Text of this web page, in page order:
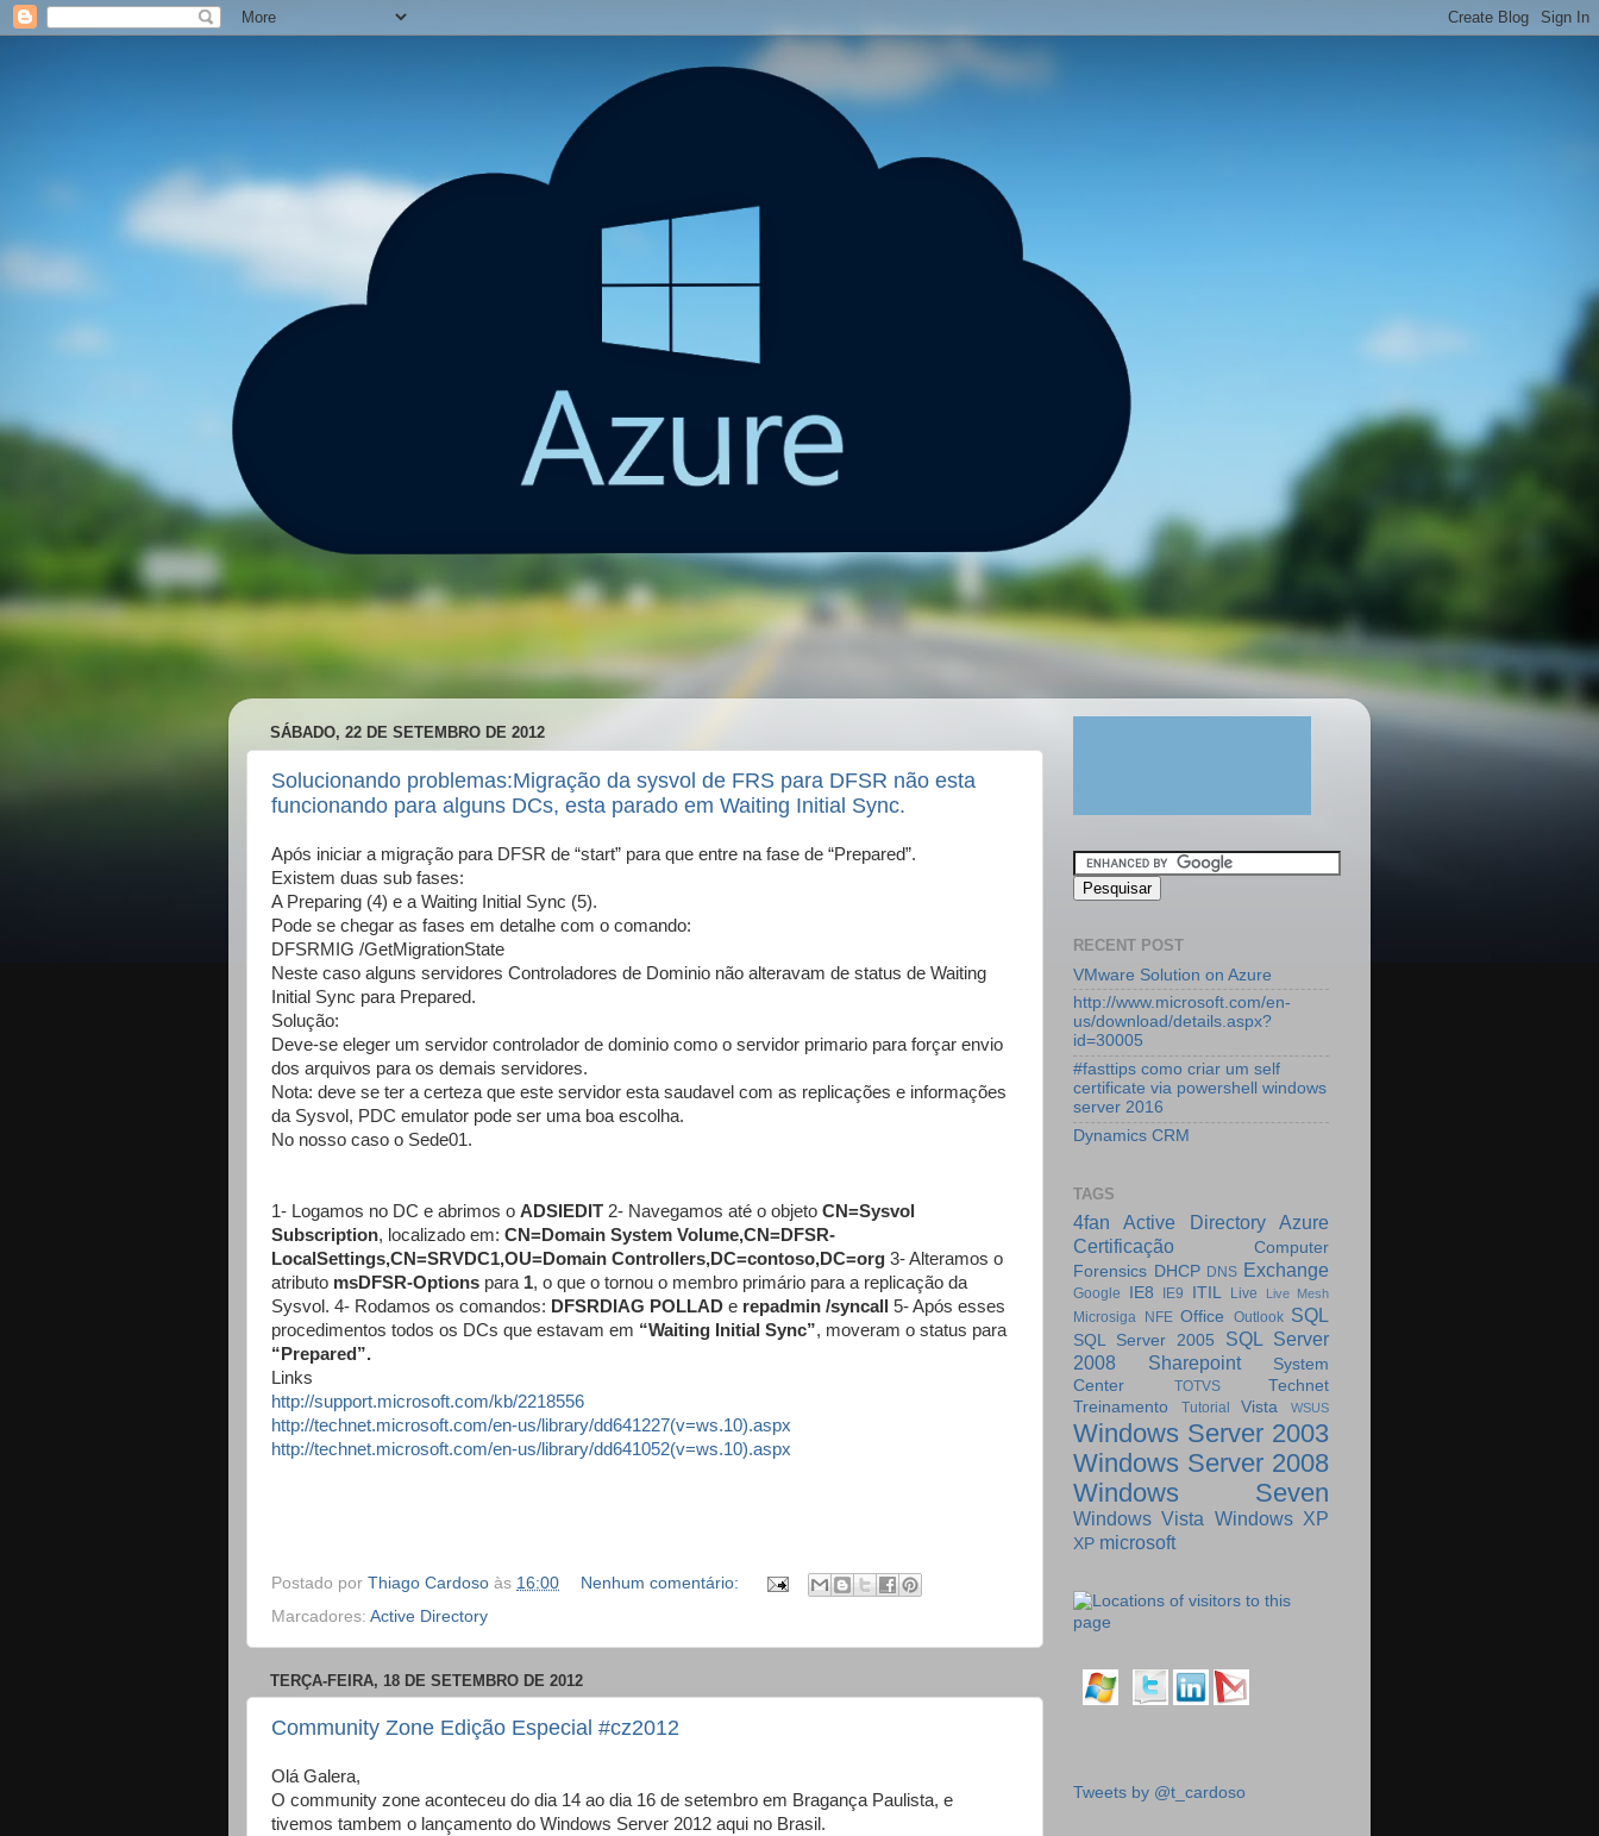
SÁBADO, 22 DE SETEMBRO DE 2012
Solucionando problemas:Migração da sysvol de FRS para DFSR não esta
funcionando para alguns DCs, esta parado em Waiting Initial Sync.
Após iniciar a migração para DFSR de “start” para que entre na fase de “Prepared”.
Existem duas sub fases:
A Preparing (4) e a Waiting Initial Sync (5).
Pode se chegar as fases em detalhe com o comando:
DFSRMIG /GetMigrationState
Neste caso alguns servidores Controladores de Dominio não alteravam de status de Waiting
Initial Sync para Prepared.
Solução:
Deve-se eleger um servidor controlador de dominio como o servidor primario para forçar envio
dos arquivos para os demais servidores.
Nota: deve se ter a certeza que este servidor esta saudavel com as replicações e informações
da Sysvol, PDC emulator pode ser uma boa escolha.
No nosso caso o Sede01.
1- Logamos no DC e abrimos o ADSIEDIT 2- Navegamos até o objeto CN=Sysvol
Subscription, localizado em: CN=Domain System Volume,CN=DFSR-
LocalSettings,CN=SRVDC1,OU=Domain Controllers,DC=contoso,DC=org 3- Alteramos o
atributo msDFSR-Options para 1, o que o tornou o membro primário para a replicação da
Sysvol. 4- Rodamos os comandos: DFSRDIAG POLLAD e repadmin /syncall
5- Após esses
procedimentos todos os DCs que estavam em “Waiting Initial Sync”, moveram o status para
“Prepared”.
Links
http://support.microsoft.com/kb/2218556
http://technet.microsoft.com/en-us/library/dd641227(v=ws.10).aspx
http://technet.microsoft.com/en-us/library/dd641052(v=ws.10).aspx
Postado por Thiago Cardoso às 16:00
Nenhum comentário:
Marcadores: Active Directory
TERÇA-FEIRA, 18 DE SETEMBRO DE 2012
Community Zone Edição Especial #cz2012
Olá Galera,
O community zone aconteceu do dia 14 ao dia 16 de setembro em Bragança Paulista, e
tivemos tambem o lançamento do Windows Server 2012 aqui no Brasil.
RECENT POST
VMware Solution on Azure
http://www.microsoft.com/en-
us/download/details.aspx?
id=30005
#fasttips como criar um self
certificate via powershell windows
server 2016
Dynamics CRM
TAGS
4fan Active Directory
Azure
Certificação
Computer
Forensics DHCP DNS Exchange
Google IE8 IE9 ITIL Live Live Mesh
Microsiga NFE Office Outlook SQL
SQL Server 2005
SQL Server
2008
Sharepoint
System
Center
TOTVS
Technet
Treinamento
Tutorial Vista WSUS
Windows Server 2003
Windows Server 2008
Windows Seven
Windows Vista Windows XP
XP microsoft
Tweets by @t_cardoso